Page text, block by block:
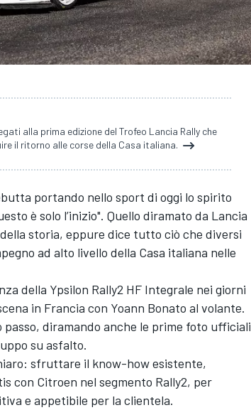
alla prima edizione del Trofeo Lancia Rally che
il ritorno alle corse della Casa italiana.
portando nello sport di oggi lo spirito
è solo l’inizio". Quello diramato da Lancia
storia, eppure dice tutto ciò che diversi
ad alto livello della Casa italiana nelle
della Ypsilon Rally2 HF Integrale nei giorni
in Francia con Yoann Bonato al volante.
diramando anche le prime foto ufficiali
su asfalto.
sfruttare il know-how esistente,
con Citroen nel segmento Rally2, per
e appetibile per la clientela.